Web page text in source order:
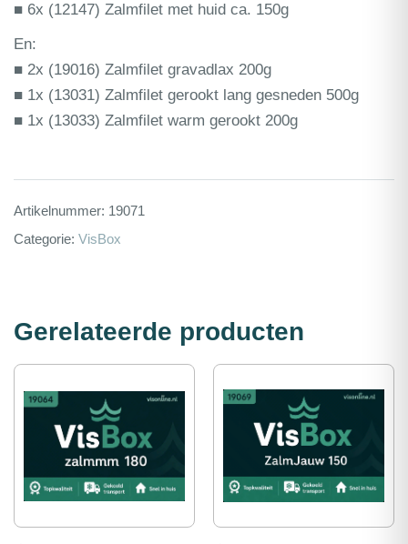
■ 6x (12147) Zalmfilet met huid ca. 150g
En:
■ 2x (19016) Zalmfilet gravadlax 200g
■ 1x (13031) Zalmfilet gerookt lang gesneden 500g
■ 1x (13033) Zalmfilet warm gerookt 200g
Artikelnummer: 19071
Categorie: VisBox
Gerelateerde producten